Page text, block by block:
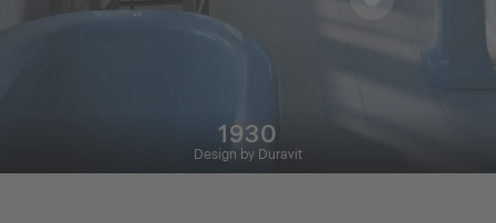
1930
Design by Duravit